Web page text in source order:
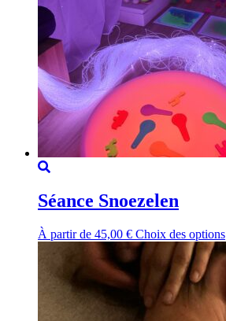
Séance Snoezelen
À partir de 45,00 € Choix des options